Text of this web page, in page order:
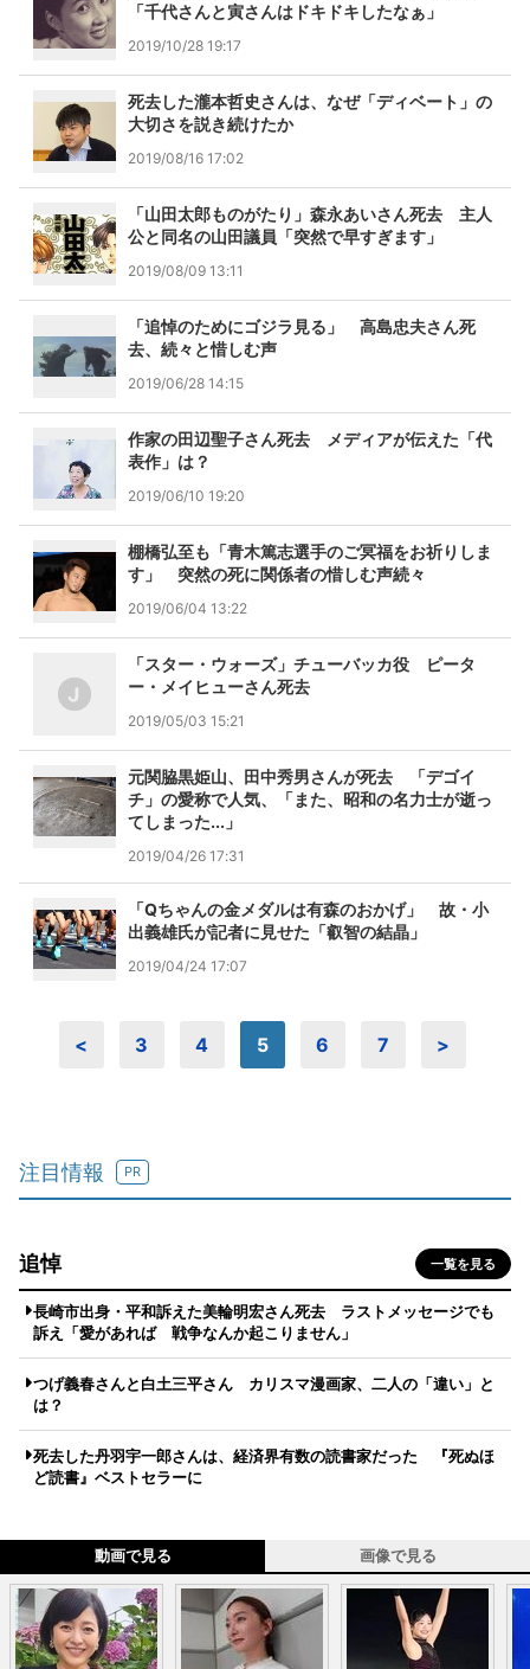
「千代さんと寅さんはドキドキしたなぁ」
2019/10/28 19:17
死去した瀧本哲史さんは、なぜ「ディベート」の
大切さを説き続けたか
2019/08/16 17:02
「山田太郎ものがたり」森永あいさん死去 主人
公と同名の山田議員「突然で早すぎます」
2019/08/09 13:11
「追悼のためにゴジラ見る」 高島忠夫さん死
去、続々と惜しむ声
2019/06/28 14:15
作家の田辺聖子さん死去 メディアが伝えた「代
表作」は？
2019/06/10 19:20
棚橋弘至も「青木篤志選手のご冥福をお祈りしま
す」 突然の死に関係者の惜しむ声続々
2019/06/04 13:22
「スター・ウォーズ」チューバッカ役 ピータ
ー・メイヒューさん死去
2019/05/03 15:21
元関脇黒姫山、田中秀男さんが死去 「デゴイ
チ」の愛称で人気、「また、昭和の名力士が逝っ
てしまった...」
2019/04/26 17:31
「Qちゃんの金メダルは有森のおかげ」 故・小
出義雄氏が記者に見せた「叡智の結晶」
2019/04/24 17:07
< 3 4 5 6 7 >
注目情報 PR
追悼 一覧を見る
長崎市出身・平和訴えた美輪明宏さん死去 ラストメッセージでも
訴え「愛があれば 戦争なんか起こりません」
つげ義春さんと白土三平さん カリスマ漫画家、二人の「違い」と
は？
死去した丹羽宇一郎さんは、経済界有数の読書家だった 『死ぬほ
ど読書』ベストセラーに
動画で見る 画像で見る